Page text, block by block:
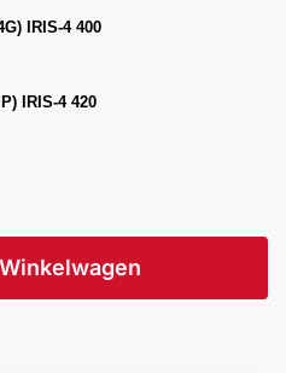
IRIS-4 400
IRIS-4 420
Winkelwagen